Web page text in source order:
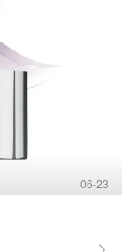
06-23